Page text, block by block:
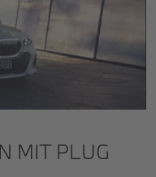
MIT PLUG